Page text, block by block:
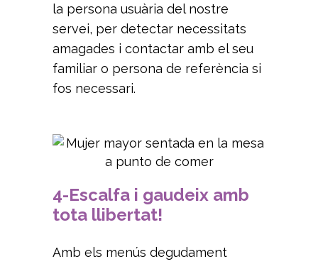
la persona usuària del nostre
servei, per detectar necessitats
amagades i contactar amb el seu
familiar o persona de referència si
fos necessari.
4-Escalfa i gaudeix amb
tota llibertat!
Amb els menús degudament